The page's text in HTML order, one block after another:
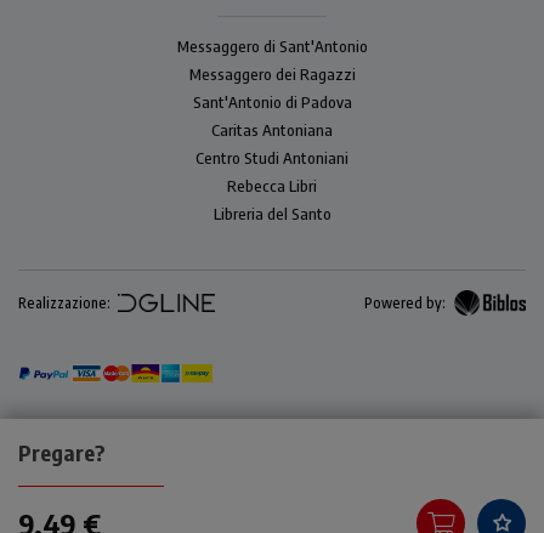
Pregare?
9,49 €
Messaggero di Sant'Antonio
Messaggero dei Ragazzi
Sant'Antonio di Padova
Caritas Antoniana
Centro Studi Antoniani
Rebecca Libri
Libreria del Santo
Realizzazione: Powered by: